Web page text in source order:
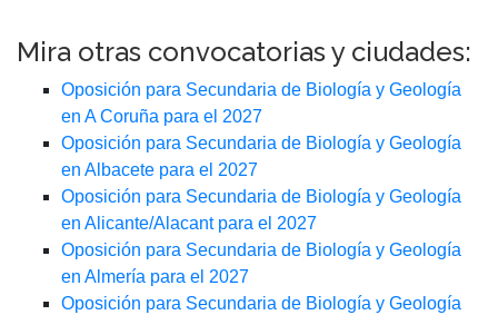
Mira otras convocatorias y ciudades:
Oposición para Secundaria de Biología y Geología
en A Coruña para el 2027
Oposición para Secundaria de Biología y Geología
en Albacete para el 2027
Oposición para Secundaria de Biología y Geología
en Alicante/Alacant para el 2027
Oposición para Secundaria de Biología y Geología
en Almería para el 2027
Oposición para Secundaria de Biología y Geología